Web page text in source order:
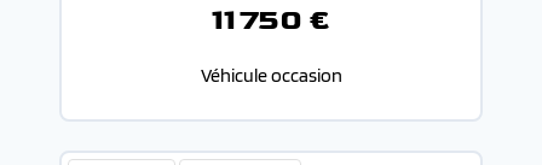
11 750 €
Véhicule occasion